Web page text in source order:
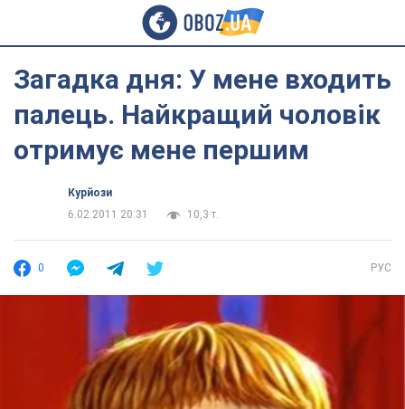
Загадка дня: У мене входить
палець. Найкращий чоловік
отримує мене першим
Курйози
6.02.2011 20:31
10,3 т.
0 РУС